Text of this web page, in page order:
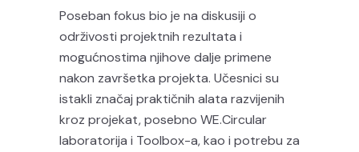
Poseban fokus bio je na diskusiji o
održivosti projektnih rezultata i
mogućnostima njihove dalje primene
nakon završetka projekta. Učesnici su
istakli značaj praktičnih alata razvijenih
kroz projekat, posebno WE.Circular
laboratorija i Toolbox-a, kao i potrebu za